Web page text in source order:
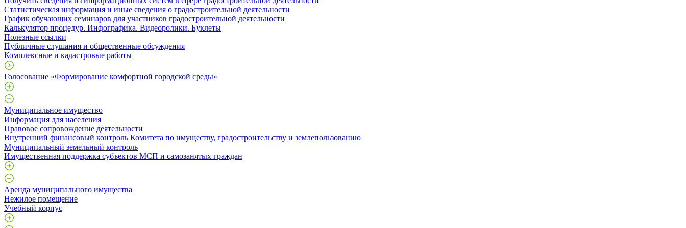
Статистическая информация и иные сведения о градостроительной деятельности
График обучающих семинаров для участников градостроительной деятельности
Калькулятор процедур. Инфографика. Видеоролики. Буклеты
Полезные ссылки
Публичные слушания и общественные обсуждения
Комплексные и кадастровые работы
Голосование «Формирование комфортной городской среды»
Муниципальное имущество
Информация для населения
Правовое сопровождение деятельности
Внутренний финансовый контроль Комитета по имуществу, градостроительству и землепользованию
Муниципальный земельный контроль
Имущественная поддержка субъектов МСП и самозанятых граждан
Аренда муниципального имущества
Нежилое помещение
Учебный корпус